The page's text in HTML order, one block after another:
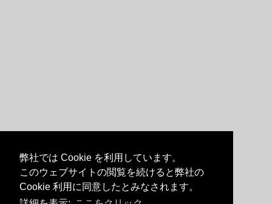
弊社では Cookie を利用しています。
このウェブサイトの閲覧を続けると弊社の
Cookie 利用に同意したとみなされます。